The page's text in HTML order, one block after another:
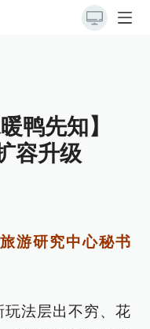
鸭先知】
容升级
游研究中心秘书
法层出不穷、花